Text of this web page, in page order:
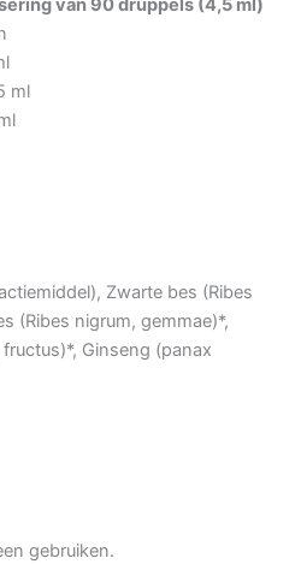
van 90 druppels (4,5 ml)
ml
Zwarte bes (Ribes
(Ribes nigrum, gemmae)*,
Ginseng (panax
gebruiken.